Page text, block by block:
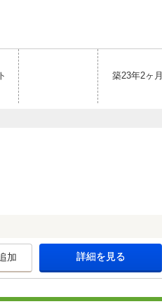
築23年2ヶ月
加 詳細を見る